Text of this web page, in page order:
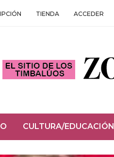
TIENDA ACCEDER
CULTURA/EDUCACIÓN